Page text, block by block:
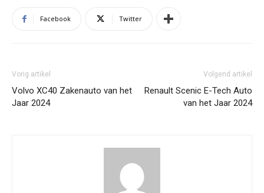
Facebook Twitter
Vorig artikel
Volvo XC40 Zakenauto van het
Jaar 2024
Volgend artikel
Renault Scenic E-Tech Auto
van het Jaar 2024